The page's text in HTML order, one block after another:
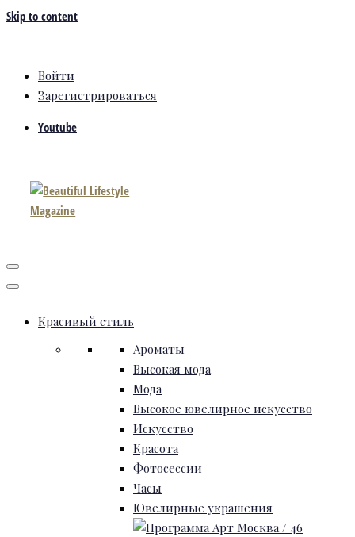
Skip to content
Войти
Зарегистрироваться
Youtube
Красивый стиль
Ароматы
Высокая мода
Мода
Высокое ювелирное искусство
Искусство
Красота
Фотосессии
Часы
Ювелирные украшения